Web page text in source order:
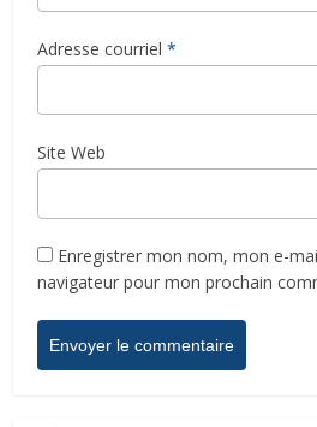
Adresse courriel *
Site Web
Enregistrer mon nom, mon e-
navigateur pour mon prochain